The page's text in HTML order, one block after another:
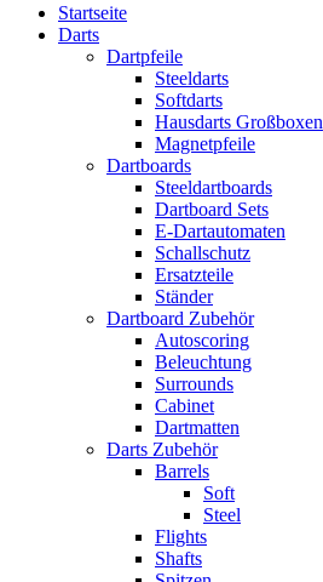
Startseite
Darts
Dartpfeile
Steeldarts
Softdarts
Hausdarts Großboxen
Magnetpfeile
Dartboards
Steeldartboards
Dartboard Sets
E-Dartautomaten
Schallschutz
Ersatzteile
Ständer
Dartboard Zubehör
Autoscoring
Beleuchtung
Surrounds
Cabinet
Dartmatten
Darts Zubehör
Barrels
Soft
Steel
Flights
Shafts